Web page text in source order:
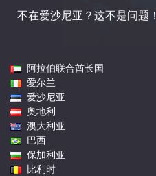
不在爱沙尼亚？这不是问题！
阿拉伯联合酋长国
爱尔兰
爱沙尼亚
奥地利
澳大利亚
巴西
保加利亚
比利时